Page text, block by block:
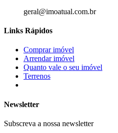
geral@imoatual.com.br
Links Rápidos
Comprar imóvel
Arrendar imóvel
Quanto vale o seu imóvel
Terrenos
Newsletter
Subscreva a nossa newsletter